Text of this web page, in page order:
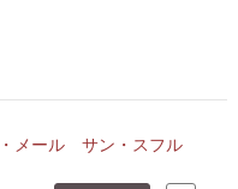
メール サン・スフル